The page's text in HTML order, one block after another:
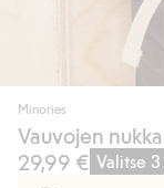
Minories
Vauvojen
29,99 € Valitse 3